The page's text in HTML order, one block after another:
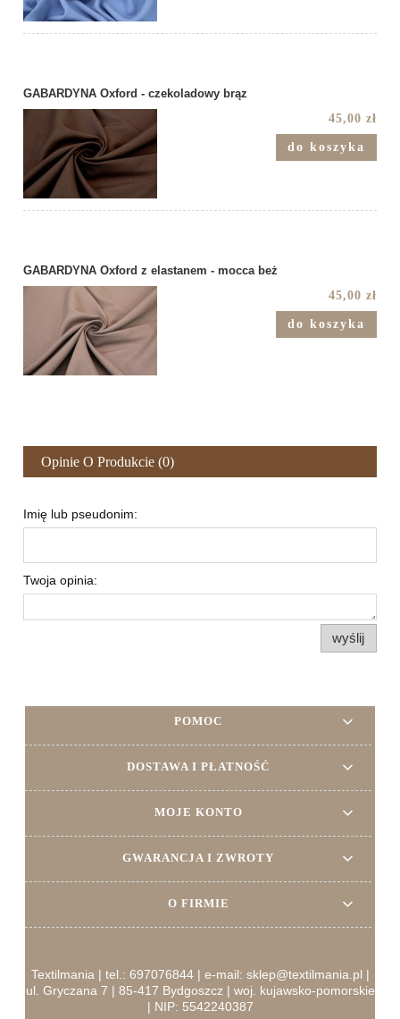
GABARDYNA Oxford - czekoladowy brąz
45,00 zł
do koszyka
GABARDYNA Oxford z elastanem - mocca beż
45,00 zł
do koszyka
Opinie O Produkcie (0)
Imię lub pseudonim:
Twoja opinia:
wyślij
POMOC
DOSTAWA I PŁATNOŚĆ
MOJE KONTO
GWARANCJA I ZWROTY
O FIRMIE
Textilmania | tel.: 697076844 | e-mail: sklep@textilmania.pl |
ul. Gryczana 7 | 85-417 Bydgoszcz | woj. kujawsko-pomorskie
| NIP: 5542240387